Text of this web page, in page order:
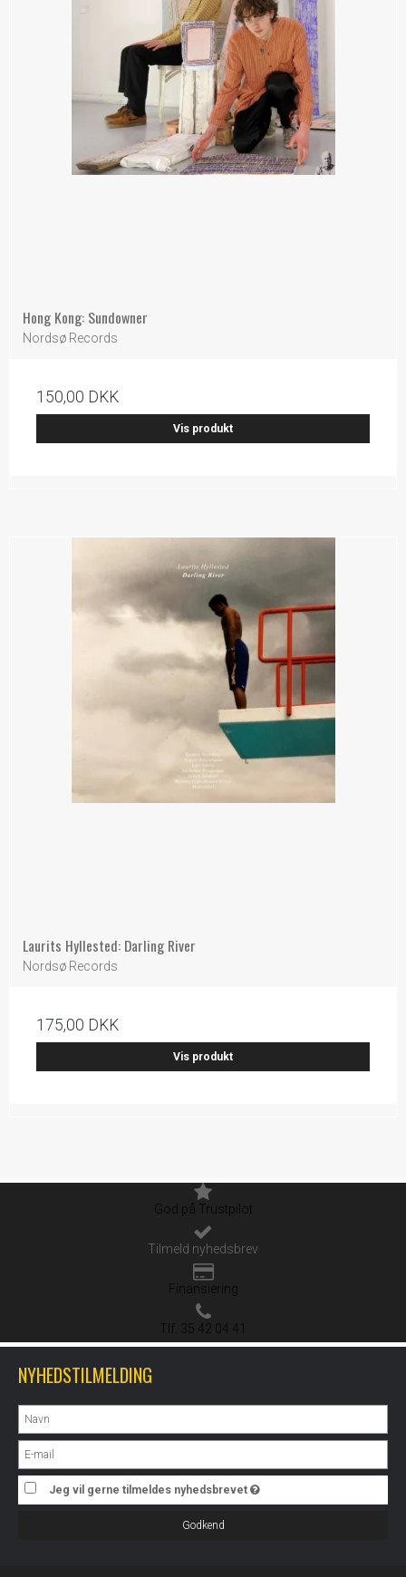
Hong Kong: Sundowner
Nordsø Records
150,00 DKK
Vis produkt
Laurits Hyllested: Darling River
Nordsø Records
175,00 DKK
Vis produkt
God på Trustpilot
Tilmeld nyhedsbrev
Finansiering
Tlf. 35 42 04 41
NYHEDSTILMELDING
Jeg vil gerne tilmeldes nyhedsbrevet
Godkend